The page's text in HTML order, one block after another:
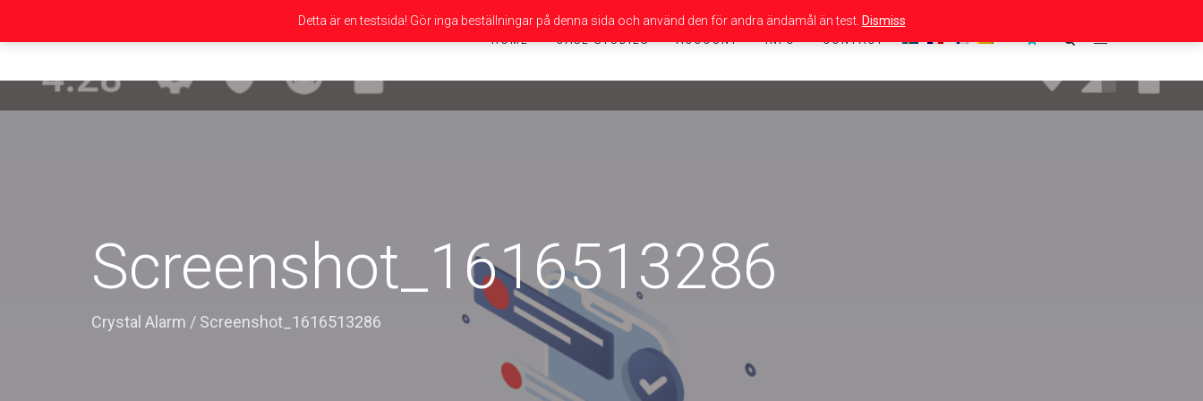
HOME CASE STUDIES ACCOUNT INFO CONTACT
Screenshot_1616513286
Crystal Alarm / Screenshot_1616513286
Detta är en testsida! Gör inga beställningar på denna sida och använd den för andra ändamål än test. Dismiss